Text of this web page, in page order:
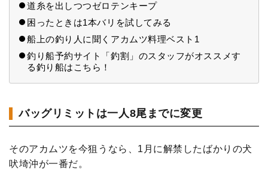
道糸を出しつつゼロテンキープ
困ったときは1本バリを試してみる
船上の釣り人に聞くアカムツ料理ベスト1
釣り船予約サイト「釣割」のスタッフがオススメす
る釣り船はこちら！
バッグリミットは一人8尾までに変更
そのアカムツを今狙うなら、1月に解禁したばかりの犬
吠埼沖が一番だ。